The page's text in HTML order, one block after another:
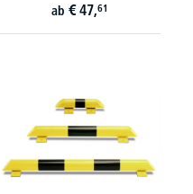
ab € 47,61